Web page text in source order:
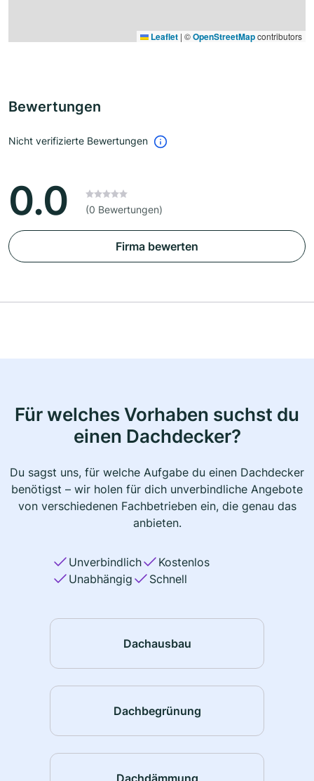
Leaflet | ©OpenStreetMapcontributors
Bewertungen
Nicht verifizierte Bewertungen
0.0 (0 Bewertungen)
Firma bewerten
Für welches Vorhaben suchst du
einen Dachdecker?
Du sagst uns, für welche Aufgabe du einen Dachdecker
benötigst – wir holen für dich unverbindliche Angebote
von verschiedenen Fachbetrieben ein, die genau das
anbieten.
Unverbindlich
Kostenlos
Unabhängig
Schnell
Dachausbau
Dachbegrünung
Dachdämmung